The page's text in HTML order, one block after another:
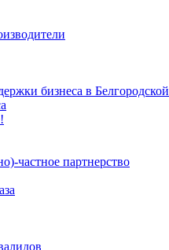
бизнеса в Белгородской
частное партнерство